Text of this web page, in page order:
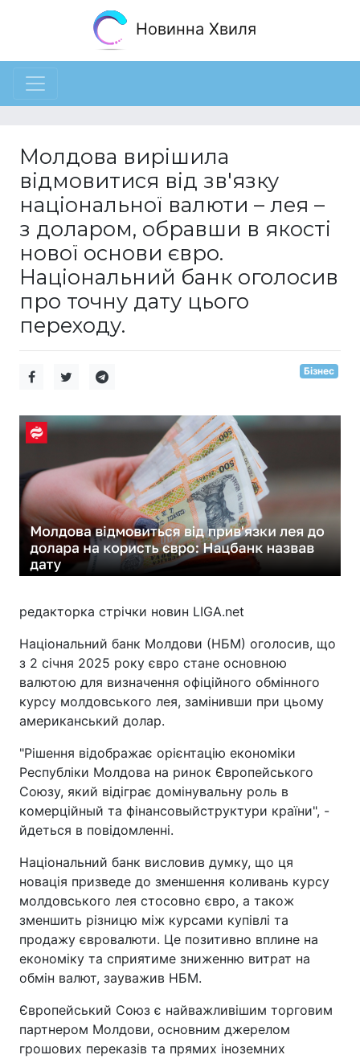
Новинна Хвиля
Молдова вирішила
відмовитися від зв'язку
національної валюти – лея –
з доларом, обравши в якості
нової основи євро.
Національний банк оголосив
про точну дату цього
переходу.
Бізнес
редакторка стрічки новин LIGA.net
Національний банк Молдови (НБМ) оголосив, що
з 2 січня 2025 року євро стане основною
валютою для визначення офіційного обмінного
курсу молдовського лея, замінивши при цьому
американський долар.
"Рішення відображає орієнтацію економіки
Республіки Молдова на ринок Європейського
Союзу, який відіграє домінувальну роль в
комерційный та фінансовыйструктури країни", -
йдеться в повідомленні.
Національний банк висловив думку, що ця
новація призведе до зменшення коливань курсу
молдовського лея стосовно євро, а також
зменшить різницю між курсами купівлі та
продажу євровалюти. Це позитивно вплине на
економіку та сприятиме зниженню витрат на
обмін валют, зауважив НБМ.
Європейський Союз є найважливішим торговим
партнером Молдови, основним джерелом
грошових переказів та прямих іноземних